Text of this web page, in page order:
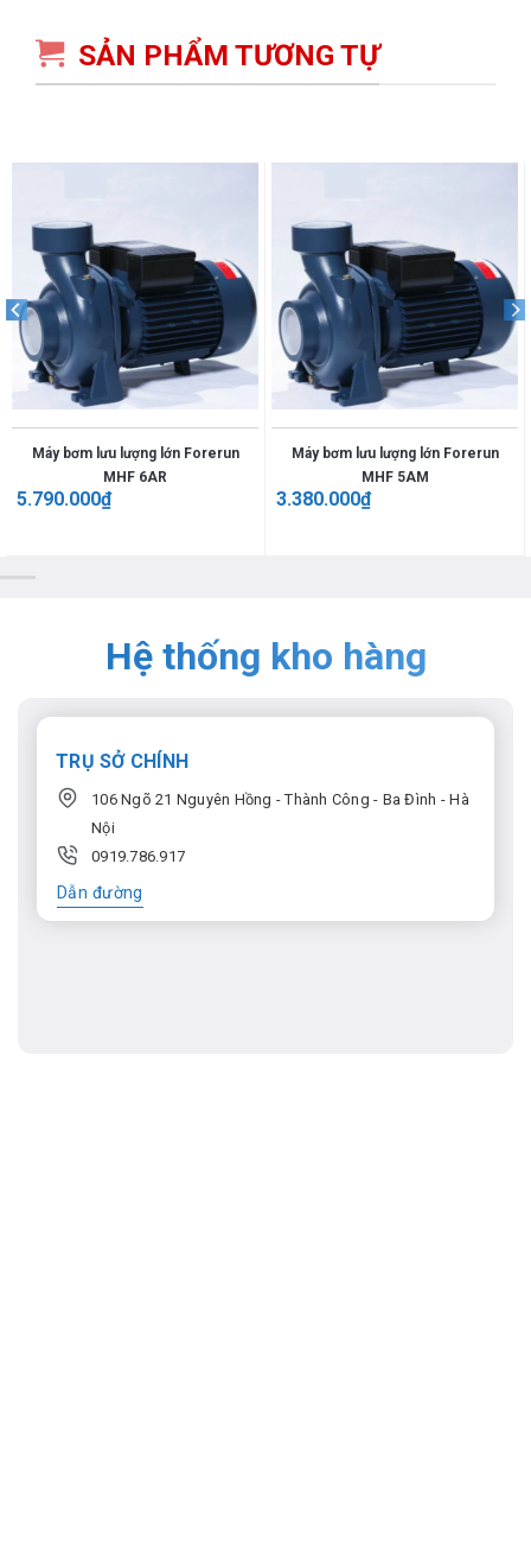
SẢN PHẨM TƯƠNG TỰ
Máy bơm lưu lượng lớn Forerun
MHF 6AR
5.790.000₫
Máy bơm lưu lượng lớn Forerun
MHF 5AM
3.380.000₫
Hệ thống kho hàng
TRỤ SỞ CHÍNH
106 Ngõ 21 Nguyên Hồng - Thành Công - Ba Đình - Hà
Nội
0919.786.917
Dẫn đường